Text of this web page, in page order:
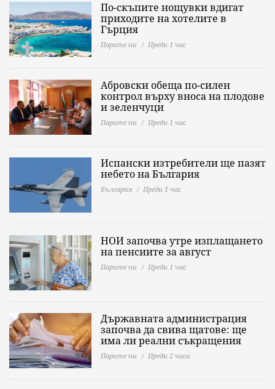
По-скъпите нощувки вдигат
приходите на хотелите в
Гърция
Парите ни Преди 1 час
Абровски обеща по-силен
контрол върху вноса на плодове
и зеленчуци
Парите ни Преди 1 час
Испански изтребители ще пазят
небето на България
България Преди 1 час
НОИ започва утре изплащането
на пенсиите за август
Парите ни Преди 1 час
Държавната администрация
започва да свива щатове: ще
има ли реални съкращения
Парите ни Преди 2 часа